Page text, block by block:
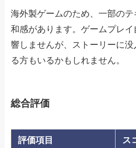
海外製ゲームのため、一部の
和感があります。ゲームプレ
響しませんが、ストーリーに
る方もいるかもしれません。
総合評価
評価項目 ス